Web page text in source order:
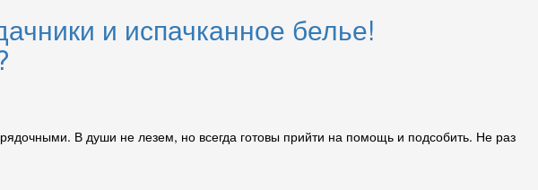
и испачканное белье!
В души не лезем, но всегда готовы прийти на помощь и подсобить. Не раз